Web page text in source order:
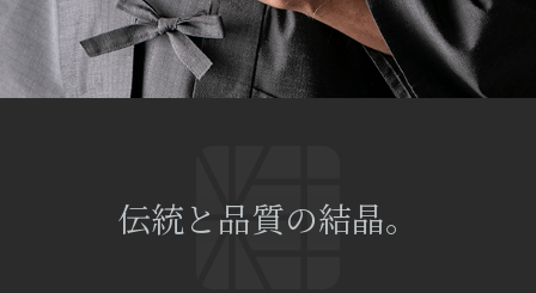
伝統と品質の結晶。